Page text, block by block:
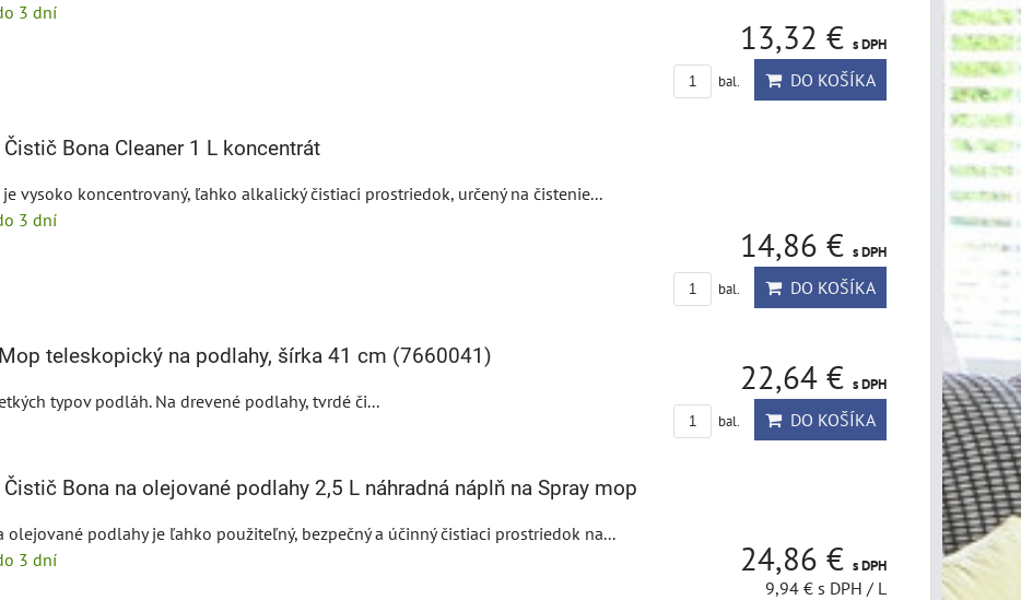
3 dní
13,32 € s DPH
bal.
DO KOŠÍKA
Bona Cleaner 1 L koncentrát
je vysoko koncentrovaný, ľahko alkalický čistiaci prostriedok, určený na čistenie...
3 dní
14,86 € s DPH
bal.
DO KOŠÍKA
teleskopický na podlahy, šírka 41 cm (7660041)
typov podláh. Na drevené podlahy, tvrdé či...
22,64 € s DPH
bal.
DO KOŠÍKA
Bona na olejované podlahy 2,5 L náhradná náplň na Spray mop
olejované podlahy je ľahko použiteľný, bezpečný a účinný čistiaci prostriedok na...
3 dní 24,86 € s DPH
9,94 € s DPH / L